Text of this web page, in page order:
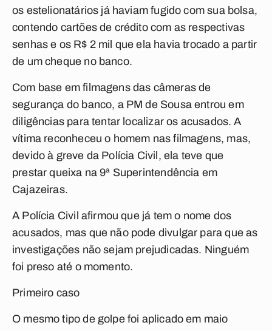
os estelionatários já haviam fugido com sua bolsa,
contendo cartões de crédito com as respectivas
senhas e os R$ 2 mil que ela havia trocado a partir
de um cheque no banco.
Com base em filmagens das câmeras de
segurança do banco, a PM de Sousa entrou em
diligências para tentar localizar os acusados. A
vítima reconheceu o homem nas filmagens, mas,
devido à greve da Polícia Civil, ela teve que
prestar queixa na 9ª Superintendência em
Cajazeiras.
A Polícia Civil afirmou que já tem o nome dos
acusados, mas que não pode divulgar para que as
investigações não sejam prejudicadas. Ninguém
foi preso até o momento.
Primeiro caso
O mesmo tipo de golpe foi aplicado em maio